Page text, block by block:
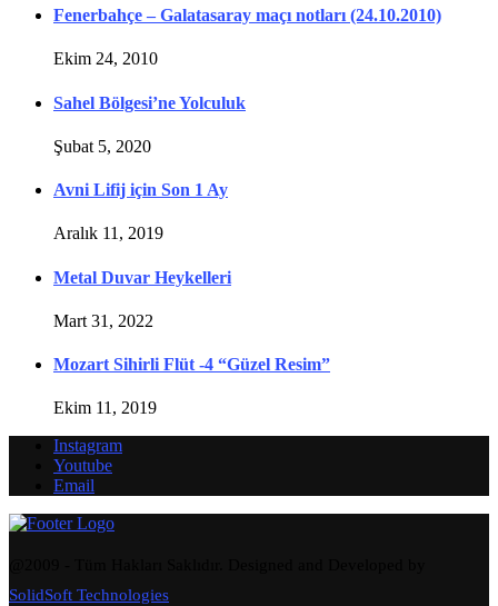
Fenerbahçe – Galatasaray maçı notları (24.10.2010)
Ekim 24, 2010
Sahel Bölgesi’ne Yolculuk
Şubat 5, 2020
Avni Lifij için Son 1 Ay
Aralık 11, 2019
Metal Duvar Heykelleri
Mart 31, 2022
Mozart Sihirli Flüt -4 “Güzel Resim”
Ekim 11, 2019
Instagram
Youtube
Email
SolidSoft Technologies